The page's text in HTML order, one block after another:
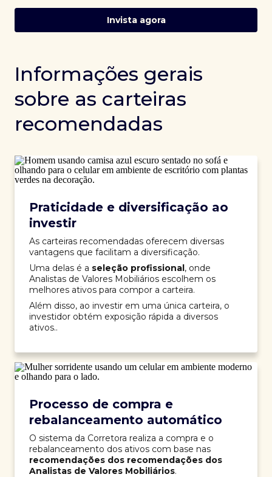
Invista agora
Informações gerais
sobre as carteiras
recomendadas
Praticidade e diversificação ao
investir
As carteiras recomendadas oferecem diversas
vantagens que facilitam a diversificação.
Uma delas é a seleção profissional, onde
Analistas de Valores Mobiliários escolhem os
melhores ativos para compor a carteira.
Além disso, ao investir em uma única carteira, o
investidor obtém exposição rápida a diversos
ativos..
Processo de compra e
rebalanceamento automático
O sistema da Corretora realiza a compra e o
rebalanceamento dos ativos com base nas
recomendações dos recomendações dos
Analistas de Valores Mobiliários.